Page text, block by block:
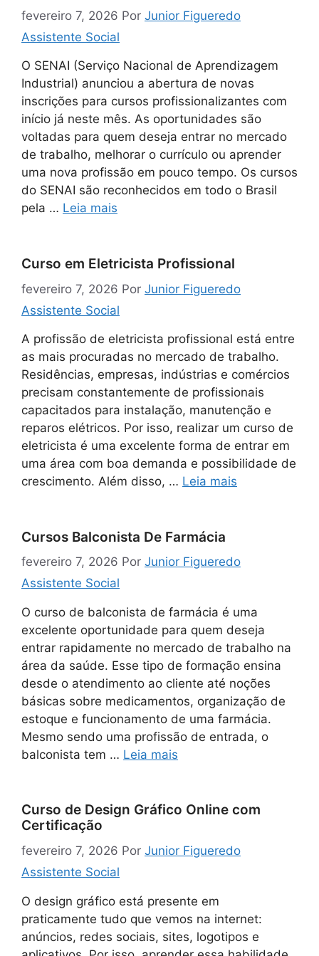
fevereiro 7, 2026 Por Junior Figueredo
Assistente Social
O SENAI (Serviço Nacional de Aprendizagem
Industrial) anunciou a abertura de novas
inscrições para cursos profissionalizantes com
início já neste mês. As oportunidades são
voltadas para quem deseja entrar no mercado
de trabalho, melhorar o currículo ou aprender
uma nova profissão em pouco tempo. Os cursos
do SENAI são reconhecidos em todo o Brasil
pela … Leia mais
Curso em Eletricista Profissional
fevereiro 7, 2026 Por Junior Figueredo
Assistente Social
A profissão de eletricista profissional está entre
as mais procuradas no mercado de trabalho.
Residências, empresas, indústrias e comércios
precisam constantemente de profissionais
capacitados para instalação, manutenção e
reparos elétricos. Por isso, realizar um curso de
eletricista é uma excelente forma de entrar em
uma área com boa demanda e possibilidade de
crescimento. Além disso, … Leia mais
Cursos Balconista De Farmácia
fevereiro 7, 2026 Por Junior Figueredo
Assistente Social
O curso de balconista de farmácia é uma
excelente oportunidade para quem deseja
entrar rapidamente no mercado de trabalho na
área da saúde. Esse tipo de formação ensina
desde o atendimento ao cliente até noções
básicas sobre medicamentos, organização de
estoque e funcionamento de uma farmácia.
Mesmo sendo uma profissão de entrada, o
balconista tem … Leia mais
Curso de Design Gráfico Online com
Certificação
fevereiro 7, 2026 Por Junior Figueredo
Assistente Social
O design gráfico está presente em
praticamente tudo que vemos na internet:
anúncios, redes sociais, sites, logotipos e